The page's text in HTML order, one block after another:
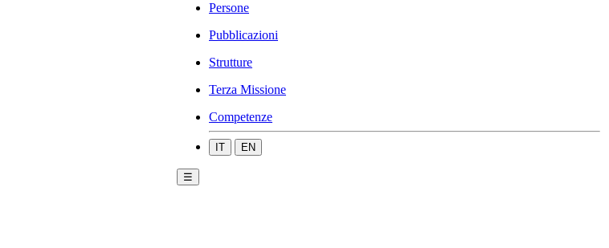
Persone
Pubblicazioni
Strutture
Terza Missione
Competenze
IT EN
☰